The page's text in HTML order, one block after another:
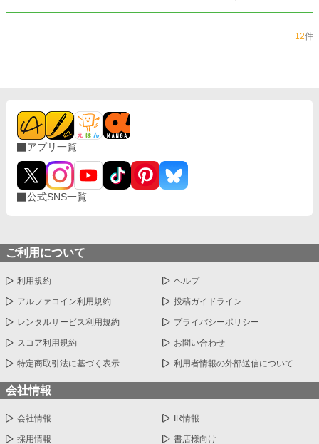
12件
アプリ一覧
公式SNS一覧
ご利用について
利用規約 ヘルプ
アルファコイン利用規約 投稿ガイドライン
レンタルサービス利用規約 プライバシーポリシー
スコア利用規約 お問い合わせ
特定商取引法に基づく表示 利用者情報の外部送信について
会社情報
会社情報 IR情報
採用情報 書店様向け